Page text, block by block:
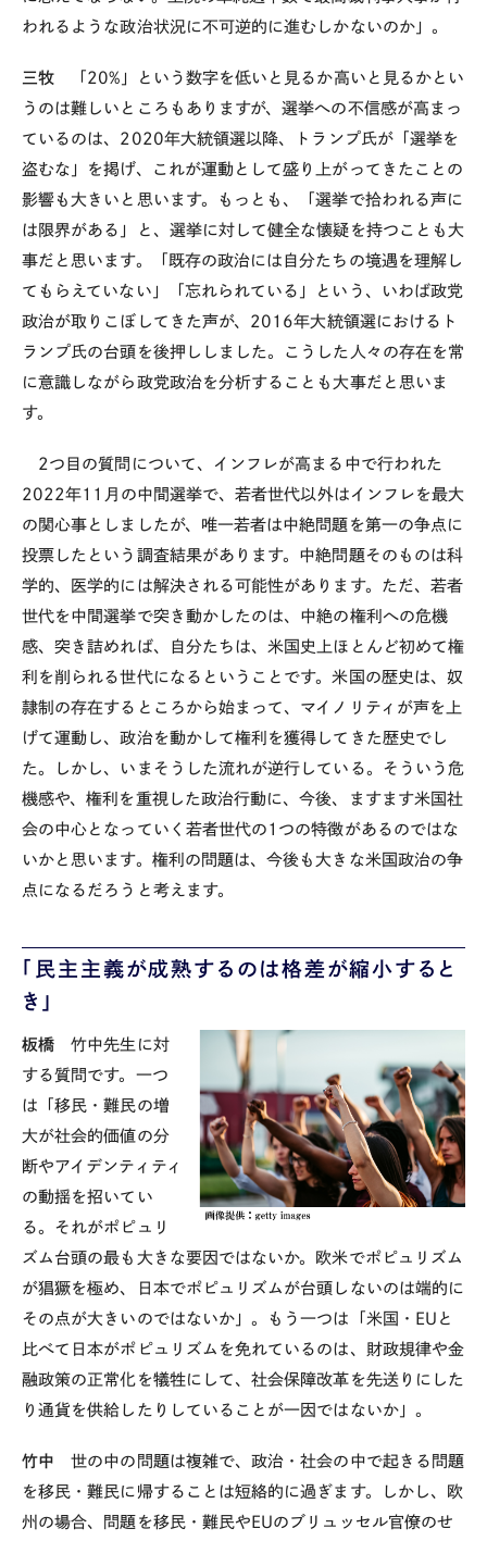
われるような政治状況に不可逆的に進むしかないのか」。
三牧 20% 」という数字を低いと見るか高いと見るかとい
うのは難しいところもありますが、選挙への不信感が高まっ
ているのは、 2020年大統領選以降、トランプ氏が「選挙を
盗むな」を掲げ、これが運動として盛り上がってきたことの
影響も大きいと思います。もっとも、「選挙で拾われる声に
は限界がある」と、選挙に対して健全な懐疑を持つことも大
事だと思います。「既存の政治には自分たちの境遇を理解し
てもらえていない」「忘れられている」という、いわば政党
政治が取りこぼしてきた声が、 2016年大統領選におけるト
ランプ氏の台頭を後押ししました。こうした人々の存在を常
に意識しながら政党政治を分析することも大事だと思いま
す。
2 つ目の質問について、インフレが高まる中で行われた
2022年11 月の中間選挙で、若者世代以外はインフレを最大
の関心事としましたが、唯一若者は中絶問題を第一の争点に
投票したという調査結果があります。中絶問題そのものは科
学的、医学的には解決される可能性があります。ただ、若者
世代を中間選挙で突き動かしたのは、中絶の権利への危機
感、突き詰めれば、自分たちは、米国史上ほとんど初めて権
利を削られる世代になるということです。米国の歴史は、奴
隷制の存在するところから始まって、マイノリティが声を上
げて運動し、政治を動かして権利を獲得してきた歴史でし
た。しかし、いまそうした流れが逆行している。そういう危
機感や、権利を重視した政治行動に、今後、ますます米国社
会の中心となっていく若者世代の 1 つの特徴があるのではな
いかと思います。権利の問題は、今後も大きな米国政治の争
点になるだろうと考えます。
「民主主義が成熟するのは格差が縮小すると
き」
板橋 竹中先生に対
する質問です。一つ
は「移民・難民の増
大が社会的価値の分
断やアイデンティティ
の動揺を招いてい
る。それがポピュリ
ズム台頭の最も大きな要因ではないか。欧米でポピュリズム
が猖獗を極め、日本でポピュリズムが台頭しないのは端的に
その点が大きいのではないか」。もう一つは「米国・ EU と
比べて日本がポピュリズムを免れているのは、財政規律や金
融政策の正常化を犠牲にして、社会保障改革を先送りにした
り通貨を供給したりしていることが一因ではないか」。
竹中 世の中の問題は複雑で、政治・社会の中で起きる問題
を移民・難民に帰することは短絡的に過ぎます。しかし、欧
州の場合、問題を移民・難民や EUのブリュッセル官僚のせ